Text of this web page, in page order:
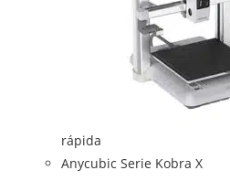
rápida
Anycubic Serie Kobra X